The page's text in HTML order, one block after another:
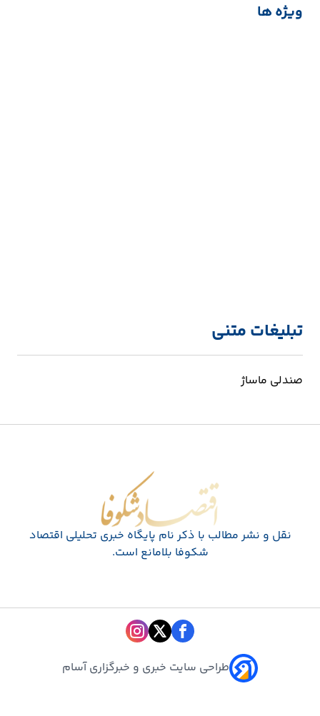
ویژه ها
تبلیغات متنی
صندلی ماساژ
اقتصاد شکوفا
نقل و نشر مطالب با ذکر نام پايگاه خبری تحليلی اقتصاد
شکوفا بلامانع است.
طراحی سایت خبری و خبرگزاری آسام